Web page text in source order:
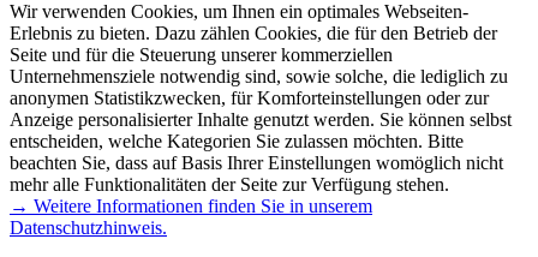
Wir verwenden Cookies, um Ihnen ein optimales Webseiten-
Erlebnis zu bieten. Dazu zählen Cookies, die für den Betrieb der
Seite und für die Steuerung unserer kommerziellen
Unternehmensziele notwendig sind, sowie solche, die lediglich zu
anonymen Statistikzwecken, für Komforteinstellungen oder zur
Anzeige personalisierter Inhalte genutzt werden. Sie können selbst
entscheiden, welche Kategorien Sie zulassen möchten. Bitte
beachten Sie, dass auf Basis Ihrer Einstellungen womöglich nicht
mehr alle Funktionalitäten der Seite zur Verfügung stehen.
→ Weitere Informationen finden Sie in unserem
Datenschutzhinweis.